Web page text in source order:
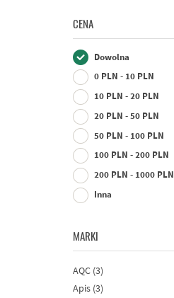
CENA
Dowolna
0 PLN - 10 PLN
10 PLN - 20 PLN
20 PLN - 50 PLN
50 PLN - 100 PLN
100 PLN - 200 PLN
200 PLN - 1000 PLN
Inna
MARKI
AQC (3)
Apis (3)